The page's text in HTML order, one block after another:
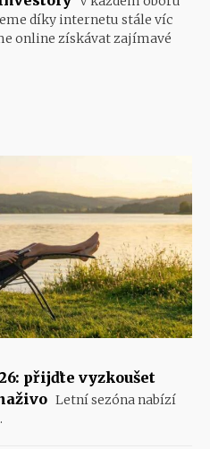
díky internetu stále víc
online získávat zajímavé
přijďte vyzkoušet
Letní sezóna nabízí